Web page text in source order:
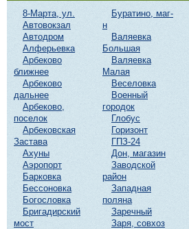
8-Марта, ул.
Автовокзал
Автодром
Алферьевка
Арбеково
ближнее
Арбеково
дальнее
Арбеково,
поселок
Арбековская
Застава
Ахуны
Аэропорт
Барковка
Бессоновка
Богословка
Бригадирский
мост
Буратино, маг-
н
Валяевка
Большая
Валяевка
Малая
Веселовка
Военный
городок
Глобус
Горизонт
ГПЗ-24
Дон, магазин
Заводской
район
Западная
поляна
Заречный
Заря, совхоз